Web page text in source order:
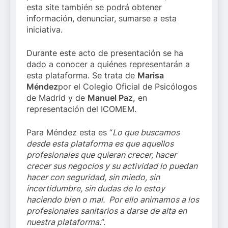
esta site también se podrá obtener
información, denunciar, sumarse a esta
iniciativa.
Durante este acto de presentación se ha
dado a conocer a quiénes representarán a
esta plataforma. Se trata de Marisa
Méndezpor el Colegio Oficial de Psicólogos
de Madrid y de Manuel Paz, en
representación del ICOMEM.
Para Méndez esta es “Lo que buscamos
desde esta plataforma es que aquellos
profesionales que quieran crecer, hacer
crecer sus negocios y su actividad lo puedan
hacer con seguridad, sin miedo, sin
incertidumbre, sin dudas de lo estoy
haciendo bien o mal. Por ello animamos a los
profesionales sanitarios a darse de alta en
nuestra plataforma.”.